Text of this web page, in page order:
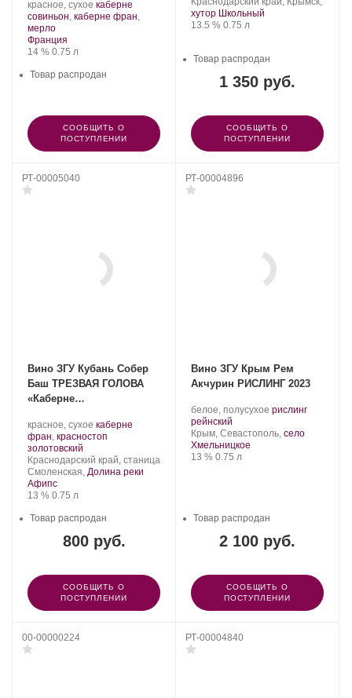
красное, сухое .
Сорт
каберне
совиньон, каберне фран,
мерло.
Регион:
Франция
Крепость
14 %. Объем
0.75 л
Товар распродан
СООБЩИТЬ О
ПОСТУПЛЕНИИ
Андре.
винограда:
хутор Школьный
Крепость
13.5 %. Объем
0.75 л
1 350 руб.
Товар распродан
СООБЩИТЬ О
ПОСТУПЛЕНИИ
РТ-00005040
Вино ЗГУ Кубань Собер
Баш ТРЕЗВАЯ ГОЛОВА
«Каберне
Производитель:
Собер
Баш.
красное, сухое .
Сорт
каберне
фран, красностоп
золотовский
Регион:
Краснодарский край, станица
Смоленская, Долина реки
Афипс
Крепость
13 %. Объем
0.75 л
800 руб.
Товар распродан
СООБЩИТЬ О
ПОСТУПЛЕНИИ
РТ-00004896
Вино ЗГУ Крым Рем
Акчурин РИСЛИНГ 2023
Производитель:
Рем
Акчурин.
белое, полусухое .
винограда:
рислинг
рейнский
Регион:
Крым, Севастополь, село
Хмельницкое
Крепость
13 %. Объем
0.75 л
2 100 руб.
Товар распродан
СООБЩИТЬ О
ПОСТУПЛЕНИИ
00-00000224 РТ-00004840